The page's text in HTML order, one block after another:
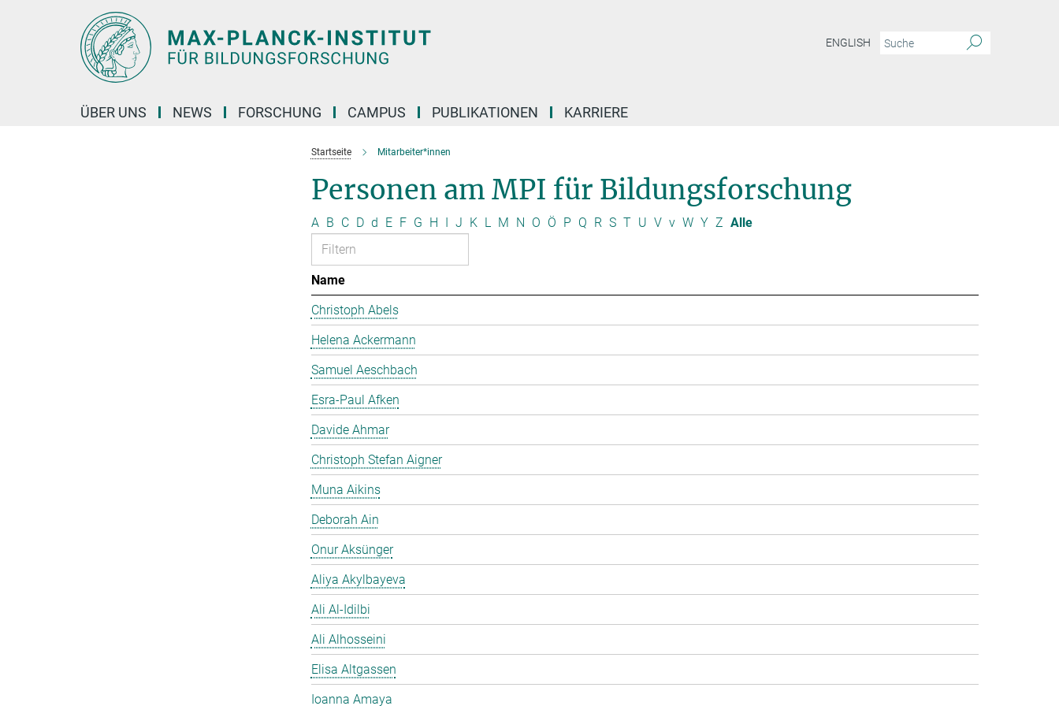
ENGLISH
ÜBER UNS NEWS FORSCHUNG CAMPUS PUBLIKATIONEN KARRIERE
Startseite Mitarbeiter*innen
Personen am MPI für Bildungsforschung
A B C D d E F G H I J K L M N O Ö P Q R S T U V v W Y Z Alle
Name
Christoph Abels
Helena Ackermann
Samuel Aeschbach
Esra-Paul Afken
Davide Ahmar
Christoph Stefan Aigner
Muna Aikins
Deborah Ain
Onur Aksünger
Aliya Akylbayeva
Ali Al-Idilbi
Ali Alhosseini
Elisa Altgassen
Ioanna Amaya